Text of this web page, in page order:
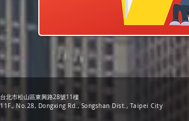
台北市松山區東興路28號11樓
11F., No.28, Dongxing Rd., Songshan Dist., Taipei City